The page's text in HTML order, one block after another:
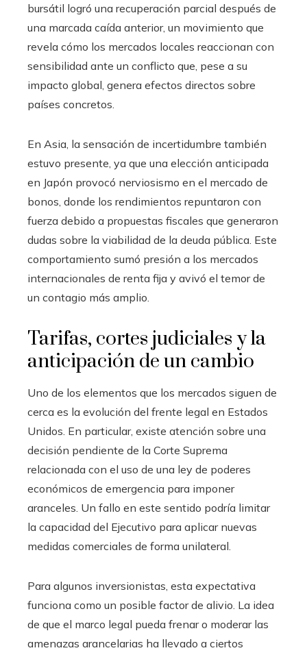
bursátil logró una recuperación parcial después de
una marcada caída anterior, un movimiento que
revela cómo los mercados locales reaccionan con
sensibilidad ante un conflicto que, pese a su
impacto global, genera efectos directos sobre
países concretos.
En Asia, la sensación de incertidumbre también
estuvo presente, ya que una elección anticipada
en Japón provocó nerviosismo en el mercado de
bonos, donde los rendimientos repuntaron con
fuerza debido a propuestas fiscales que generaron
dudas sobre la viabilidad de la deuda pública. Este
comportamiento sumó presión a los mercados
internacionales de renta fija y avivó el temor de
un contagio más amplio.
Tarifas, cortes judiciales y la
anticipación de un cambio
Uno de los elementos que los mercados siguen de
cerca es la evolución del frente legal en Estados
Unidos. En particular, existe atención sobre una
decisión pendiente de la Corte Suprema
relacionada con el uso de una ley de poderes
económicos de emergencia para imponer
aranceles. Un fallo en este sentido podría limitar
la capacidad del Ejecutivo para aplicar nuevas
medidas comerciales de forma unilateral.
Para algunos inversionistas, esta expectativa
funciona como un posible factor de alivio. La idea
de que el marco legal pueda frenar o moderar las
amenazas arancelarias ha llevado a ciertos